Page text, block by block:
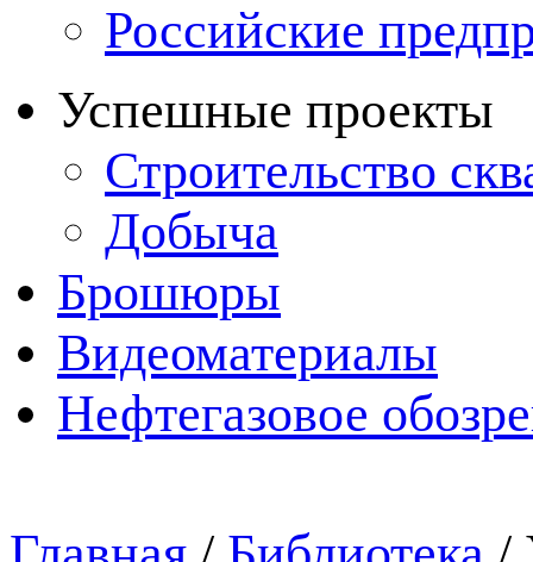
Российские
Успешные проекты
Строительство
Добыча
Брошюры
Видеоматериалы
Нефтегазовое